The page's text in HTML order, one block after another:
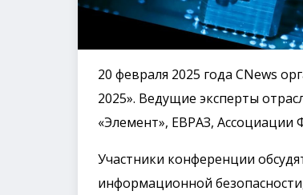
20 февраля 2025 года CNews
2025». Ведущие эксперты
«Элемент», ЕВРАЗ, Ассоциации
Участники конференции
информационной